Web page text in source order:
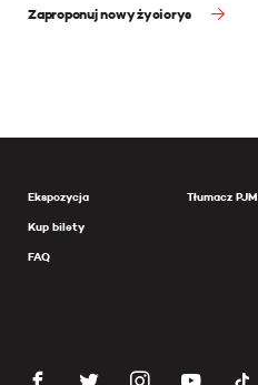
Zaproponuj nowy życiorys
Ekspozycja
Kup bilety
FAQ
Tłumacz PJM